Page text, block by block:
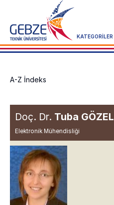
KATEGORİLER
A-Z İndeks
Doç. Dr. Tuba GÖZEL
Elektronik Mühendisliği